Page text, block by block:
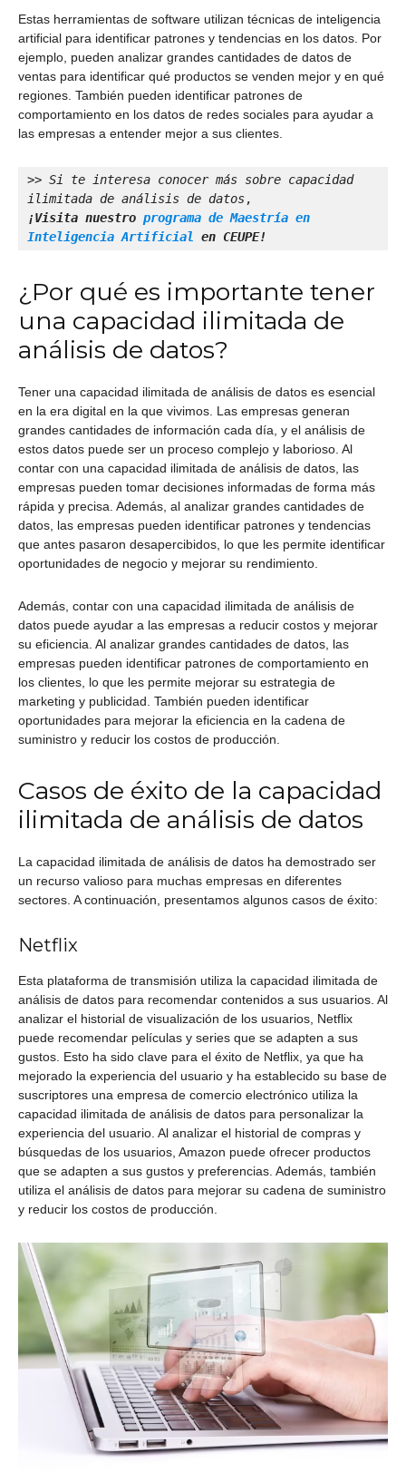
Estas herramientas de software utilizan técnicas de inteligencia
artificial para identificar patrones y tendencias en los datos. Por
ejemplo, pueden analizar grandes cantidades de datos de
ventas para identificar qué productos se venden mejor y en qué
regiones. También pueden identificar patrones de
comportamiento en los datos de redes sociales para ayudar a
las empresas a entender mejor a sus clientes.
>> Si te interesa conocer más sobre capacidad
ilimitada de análisis de datos
¡Visita nuestro programa de Maestría en
Inteligencia Artificial
en CEUPE!
¿Por qué es importante tener
una capacidad ilimitada de
análisis de datos?
Tener una capacidad ilimitada de análisis de datos es esencial
en la era digital en la que vivimos. Las empresas generan
grandes cantidades de información cada día, y el análisis de
estos datos puede ser un proceso complejo y laborioso. Al
contar con una capacidad ilimitada de análisis de datos, las
empresas pueden tomar decisiones informadas de forma más
rápida y precisa. Además, al analizar grandes cantidades de
datos, las empresas pueden identificar patrones y tendencias
que antes pasaron desapercibidos, lo que les permite identificar
oportunidades de negocio y mejorar su rendimiento.
Además, contar con una capacidad ilimitada de análisis de
datos puede ayudar a las empresas a reducir costos y mejorar
su eficiencia. Al analizar grandes cantidades de datos, las
empresas pueden identificar patrones de comportamiento en
los clientes, lo que les permite mejorar su estrategia de
marketing y publicidad. También pueden identificar
oportunidades para mejorar la eficiencia en la cadena de
suministro y reducir los costos de producción.
Casos de éxito de la capacidad
ilimitada de análisis de datos
La capacidad ilimitada de análisis de datos ha demostrado ser
un recurso valioso para muchas empresas en diferentes
sectores. A continuación, presentamos algunos casos de éxito:
Netflix
Esta plataforma de transmisión utiliza la capacidad ilimitada de
análisis de datos para recomendar contenidos a sus usuarios. Al
analizar el historial de visualización de los usuarios, Netflix
puede recomendar películas y series que se adapten a sus
gustos. Esto ha sido clave para el éxito de Netflix, ya que ha
mejorado la experiencia del usuario y ha establecido su base de
suscriptores una empresa de comercio electrónico utiliza la
capacidad ilimitada de análisis de datos para personalizar la
experiencia del usuario. Al analizar el historial de compras y
búsquedas de los usuarios, Amazon puede ofrecer productos
que se adapten a sus gustos y preferencias. Además, también
utiliza el análisis de datos para mejorar su cadena de suministro
y reducir los costos de producción.